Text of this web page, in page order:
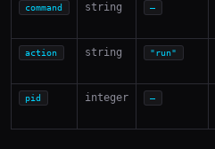
command string —
action string "run"
pid integer —